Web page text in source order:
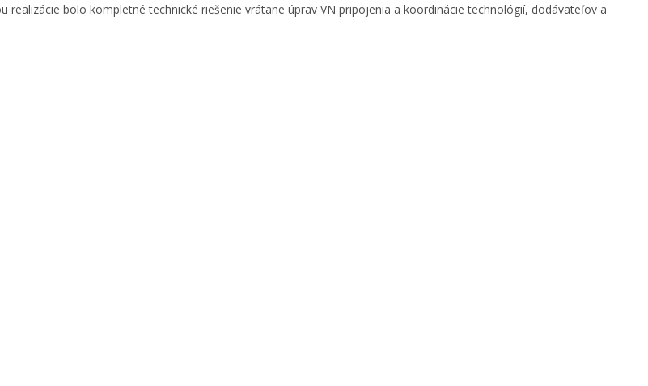
realizácie bolo kompletné technické riešenie vrátane úprav VN pripojenia a koordinácie technológií, dodávateľov a